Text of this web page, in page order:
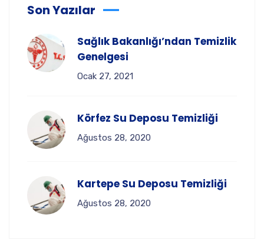
Son Yazılar
Sağlık Bakanlığı’ndan Temizlik
Genelgesi
Ocak 27, 2021
Körfez Su Deposu Temizliği
Ağustos 28, 2020
Kartepe Su Deposu Temizliği
Ağustos 28, 2020